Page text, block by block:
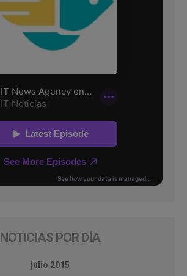
NOTICIAS POR DÍA
julio 2015